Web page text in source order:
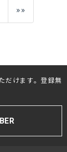
»»
だけます。登録無